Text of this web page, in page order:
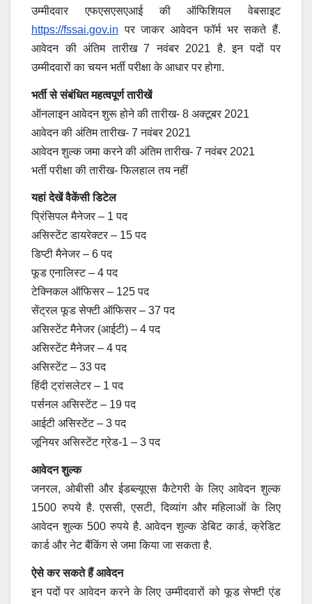
उम्मीदवार एफएसएसएआई की ऑफिशियल वेबसाइट
https://fssai.gov.in पर जाकर आवेदन फॉर्म भर सकते हैं.
आवेदन की अंतिम तारीख 7 नवंबर 2021 है. इन पदों पर
उम्मीदवारों का चयन भर्ती परीक्षा के आधार पर होगा.
भर्ती से संबंधित महत्वपूर्ण तारीखें
ऑनलाइन आवेदन शुरू होने की तारीख- 8 अक्टूबर 2021
आवेदन की अंतिम तारीख- 7 नवंबर 2021
आवेदन शुल्क जमा करने की अंतिम तारीख- 7 नवंबर 2021
भर्ती परीक्षा की तारीख- फिलहाल तय नहीं
यहां देखें वैकेंसी डिटेल
प्रिंसिपल मैनेजर – 1 पद
असिस्टेंट डायरेक्टर – 15 पद
डिप्टी मैनेजर – 6 पद
फूड एनालिस्ट – 4 पद
टेक्निकल ऑफिसर – 125 पद
सेंट्रल फूड सेफ्टी ऑफिसर – 37 पद
असिस्टेंट मैनेजर (आईटी) – 4 पद
असिस्टेंट मैनेजर – 4 पद
असिस्टेंट – 33 पद
हिंदी ट्रांसलेटर – 1 पद
पर्सनल असिस्टेंट – 19 पद
आईटी असिस्टेंट – 3 पद
जूनियर असिस्टेंट ग्रेड-1 – 3 पद
आवेदन शुल्क
जनरल, ओबीसी और ईडब्ल्यूएस कैटेगरी के लिए आवेदन शुल्क
1500 रुपये है. एससी, एसटी, दिव्यांग और महिलाओं के लिए
आवेदन शुल्क 500 रुपये है. आवेदन शुल्क डेबिट कार्ड, क्रेडिट
कार्ड और नेट बैंकिंग से जमा किया जा सकता है.
ऐसे कर सकते हैं आवेदन
इन पदों पर आवेदन करने के लिए उम्मीदवारों को फूड सेफ्टी एंड